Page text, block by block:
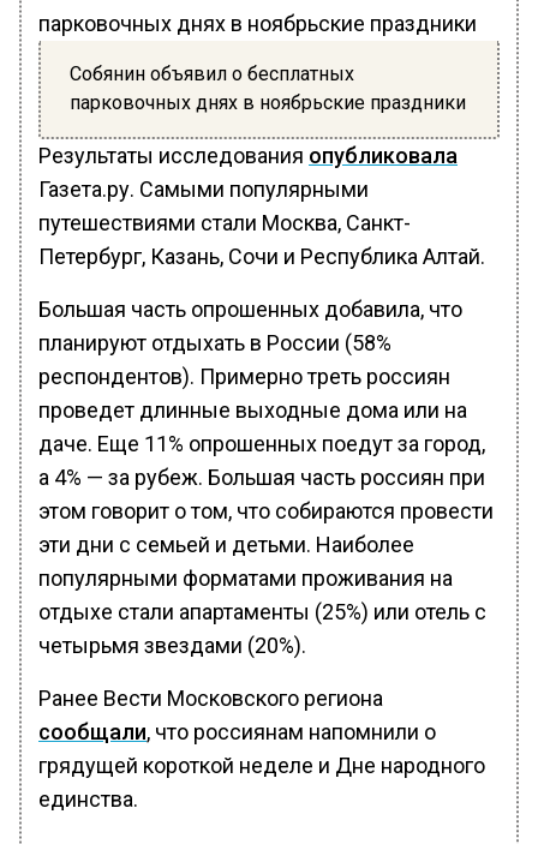
Собянин объявил о бесплатных
парковочных днях в ноябрьские праздники
Результаты исследования опубликовала
Газета.ру. Самыми популярными
путешествиями стали Москва, Санкт-
Петербург, Казань, Сочи и Республика Алтай.
Большая часть опрошенных добавила, что
планируют отдыхать в России (58%
респондентов). Примерно треть россиян
проведет длинные выходные дома или на
даче. Еще 11% опрошенных поедут за город,
а 4% — за рубеж. Большая часть россиян при
этом говорит о том, что собираются провести
эти дни с семьей и детьми. Наиболее
популярными форматами проживания на
отдыхе стали апартаменты (25%) или отель с
четырьмя звездами (20%).
Ранее Вести Московского региона
сообщали, что россиянам напомнили о
грядущей короткой неделе и Дне народного
единства.